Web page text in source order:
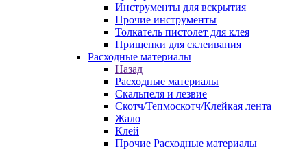
Инструменты для вскрытия
Прочие инструменты
Толкатель пистолет для клея
Прищепки для склеивания
Расходные материалы
Назад
Расходные материалы
Скальпеля и лезвие
Скотч/Тепмоскотч/Клейкая лента
Жало
Клей
Прочие Расходные материалы